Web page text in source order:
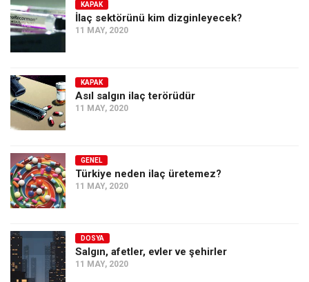
KAPAK
İlaç sektörünü kim dizginleyecek?
11 MAY, 2020
KAPAK
Asıl salgın ilaç terörüdür
11 MAY, 2020
GENEL
Türkiye neden ilaç üretemez?
11 MAY, 2020
DOSYA
Salgın, afetler, evler ve şehirler
11 MAY, 2020